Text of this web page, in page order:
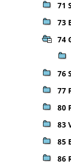
71
73
74
76
77
80
83
85
86